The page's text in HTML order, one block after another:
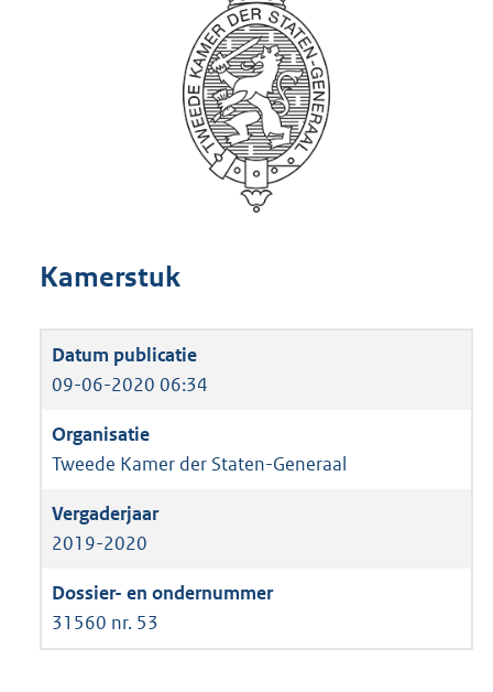
Kamerstuk
09-06-2020 06:34
Tweede Kamer der Staten-Generaal
2019-2020
31560 nr. 53